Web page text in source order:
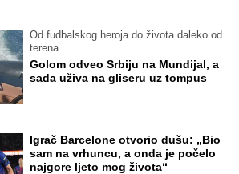
Od fudbalskog heroja do života daleko od
terena
Golom odveo Srbiju na Mundijal, a
sada uživa na gliseru uz tompus
Igrač Barcelone otvorio dušu: „Bio
sam na vrhuncu, a onda je počelo
najgore ljeto mog života“